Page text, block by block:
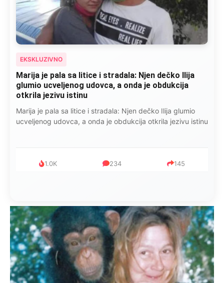
EKSKLUZIVNO
Marija je pala sa litice i stradala: Njen dečko Ilija
glumio ucveljenog udovca, a onda je obdukcija
otkrila jezivu istinu
Marija je pala sa litice i stradala: Njen dečko Ilija glumio
ucveljenog udovca, a onda je obdukcija otkrila jezivu istinu
1.0K 234 145